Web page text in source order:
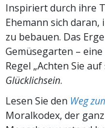
Inspiriert durch ihre
Ehemann sich
zu bebauen. Das
Gemüsegarten –
Regel „Achten Sie auf
Glücklichsein.
Lesen Sie den Weg
Moralkodex, der